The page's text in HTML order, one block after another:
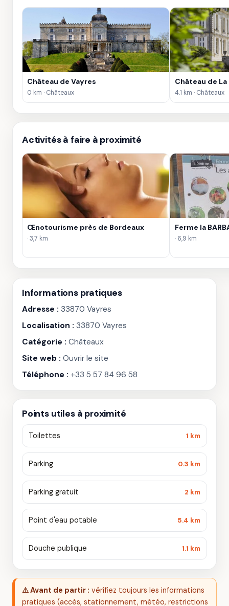
Château de Vayres
0 km · Châteaux
Château de
4.1 km · Châteaux
Activités à faire à proximité
Œnotourisme près de Bordeaux
· 3,7 km
Ferme la
· 6,9 km
Informations pratiques
Adresse : 33870 Vayres
Localisation : 33870 Vayres
Catégorie : Châteaux
Site web : Ouvrir le site
Téléphone : +33 5 57 84 96 58
Points utiles à proximité
Toilettes 1 km
Parking 0.3 km
Parking gratuit 2 km
Point d'eau potable 5.4 km
Douche publique 1.1 km
⚠️ Avant de partir : vérifiez toujours les informations
pratiques (accès, stationnement, météo, restrictions